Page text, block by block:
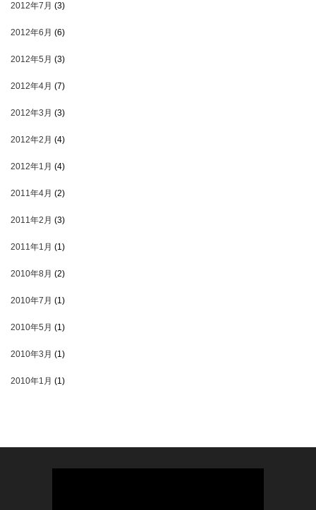
2012年7月 (3)
2012年6月 (6)
2012年5月 (3)
2012年4月 (7)
2012年3月 (3)
2012年2月 (4)
2012年1月 (4)
2011年4月 (2)
2011年2月 (3)
2011年1月 (1)
2010年8月 (2)
2010年7月 (1)
2010年5月 (1)
2010年3月 (1)
2010年1月 (1)